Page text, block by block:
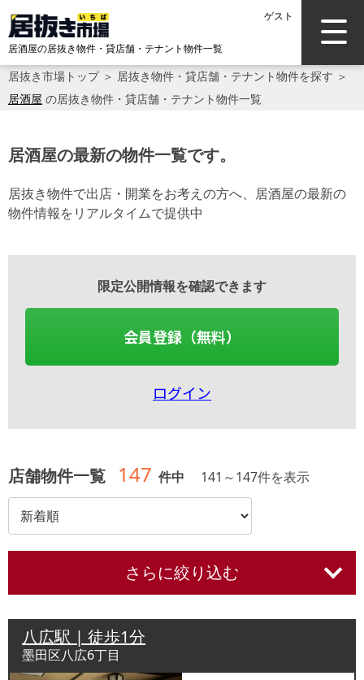
ゲスト
居酒屋の居抜き物件・貸店舗・テナント物件一覧
居抜き市場トップ＞ 居抜き物件・貸店舗・テナント物件を探す ＞
居酒屋 の居抜き物件・貸店舗・テナント物件一覧
居酒屋の最新の物件一覧です。
居抜き物件で出店・開業をお考えの方へ、居酒屋の最新の
物件情報をリアルタイムで提供中
限定公開情報を確認できます
会員登録（無料）
ログイン
店舗物件一覧 147 件中 141 ～147件を表示
さらに絞り込む
八広駅 | 徒歩1分
墨田区八広6丁目